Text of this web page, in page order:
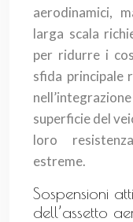
aerodinamici,
larga scala
per ridurre i
sfida principale
superficie del
loro
estreme.
Sospensioni
dell’assetto